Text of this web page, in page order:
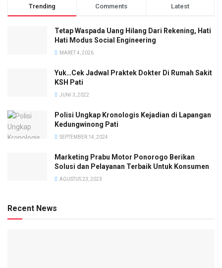
Trending Comments Latest
Tetap Waspada Uang Hilang Dari Rekening, Hati
Hati Modus Social Engineering
MARET 4, 2026
Yuk…Cek Jadwal Praktek Dokter Di Rumah Sakit
KSH Pati
JUNI 3, 2022
Polisi Ungkap Kronologis Kejadian di Lapangan
Kedungwinong Pati
SEPTEMBER 14, 2024
Marketing Prabu Motor Ponorogo Berikan
Solusi dan Pelayanan Terbaik Untuk Konsumen
AGUSTUS 23, 2023
Recent News